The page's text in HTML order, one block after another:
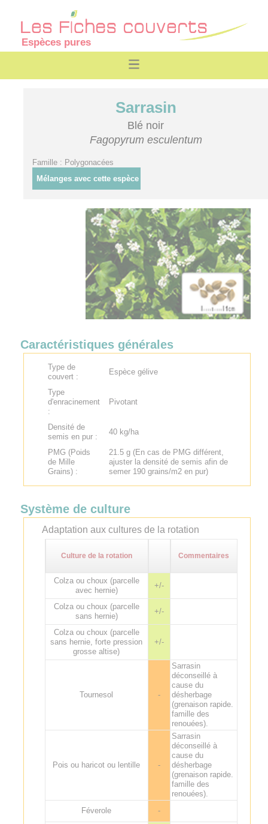
Espèces pures
Sarrasin
Blé noir
Fagopyrum esculentum
Famille : Polygonacées
Caractéristiques générales
Type de
couvert :
Espèce gélive
Type
d'enracinement
:
Pivotant
Densité de
semis en pur :
40 kg/ha
PMG (Poids
de Mille
Grains) :
21.5 g (En cas de PMG différent,
ajuster la densité de semis afin de
semer 190 grains/m2 en pur)
Système de culture
Adaptation aux cultures de la rotation
Culture de la rotation Commentaires
Colza ou choux (parcelle
avec hernie)
+/-
Colza ou choux (parcelle
sans hernie)
+/-
Colza ou choux (parcelle
sans hernie, forte pression
grosse altise)
+/-
Tournesol -
Sarrasin
déconseillé à
cause du
désherbage
(grenaison rapide.
famille des
renouées).
Pois ou haricot ou lentille -
Sarrasin
déconseillé à
cause du
désherbage
(grenaison rapide.
famille des
renouées).
Féverole
-